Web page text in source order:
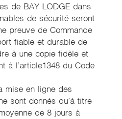
de BAY LODGE dans
de sécurité seront
preuve de Commande
fiable et durable de
à une copie fidèle et
à l’article1348 du Code
mise en ligne des
sont donnés qu’à titre
de 8 jours à